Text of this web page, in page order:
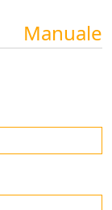
Manuale